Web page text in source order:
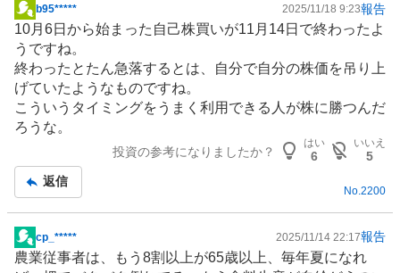
掲
示
板
記
事
b95***** 2025/11/18 9:23報告
10月6日から始まった自己株買いが11月14日で終わったよ
うですね。
終わったとたん急落するとは、自分で自分の株価を吊り上
げていたようなものですね。
こういうタイミングをうまく利用できる人が株に勝つんだ
ろうな。
投資の参考になりましたか？
はい
6
いいえ
5
返信
No. 2200
掲
示
cp_***** 2025/11/14 22:17報告
農業従事者は、もう8割以上が65歳以上、毎年夏になれ